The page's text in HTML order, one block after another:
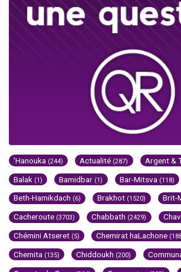
'Hanouka (244) Actualité (287) Argent &
Balak (1) Bamidbar (1) Bar-Mitsva (118)
Beth-Hamikdach (6) Brakhot (1520) Brit-
Cacheroute (3703) Chabbath (2429)
Chémini Atseret (5) Chemirat haLachone
Chemita (135) Chiddoukh (200)